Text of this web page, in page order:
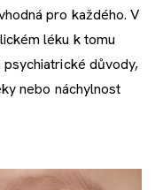
pro každého. V
léku k tomu
důvody,
nebo náchylnost